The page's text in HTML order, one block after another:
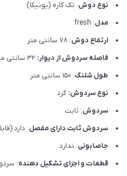
نوع دوش: تک کاره (یونیکا)
مدل: fresh
ارتفاع دوش: 78 سانتی متر
فاصله سردوش از دیوار:
طول شلنگ: 150 سانتی متر
نوع سردوش: گرد
سردوش: ثابت
سردوش ثابت دارای مفصل: دارد
جاصابونی: ندارد
قطعات و اجزای تشکیل دهنده: